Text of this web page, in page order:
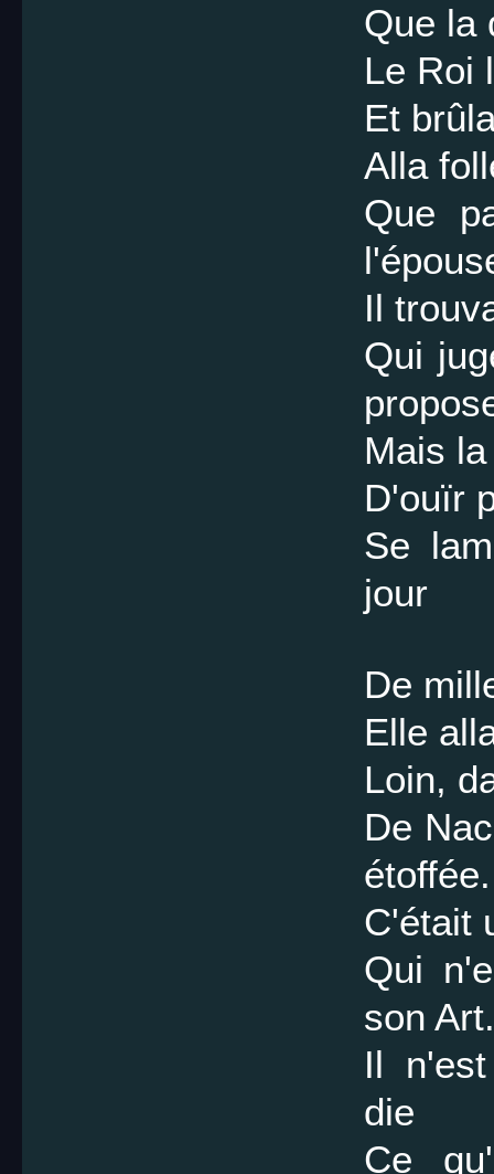
Que la
Le Roi
Et
Alla
Que
Il
Qui
Mais
D'ouïr
Se
jour
De
Elle
Loin,
De
étoffée.
C'était
Qui
son Art.
Il
die
Ce